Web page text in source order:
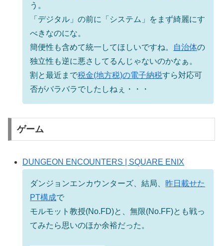
う。
「デジタル」の前に「システム」をまず綺麗にす
べきなのにな。
簡便性も含めて統一してほしいですね。
自治体の
独立性も逆に悪さしてるんじゃないのかなぁ。
割と最近まで税金(地方税)の電子納税すら対応可
否がバラバラでしたしねぇ・・・
ゲーム
DUNGEON ENCOUNTERS | SQUARE ENIX
ダンジョンエンカウンターズ、結局、 昨日載せた
PT構成で
モルモット教授(No.FD)と、無限(No.FF)とも戦っ
てみたら思いのほか余裕だった。